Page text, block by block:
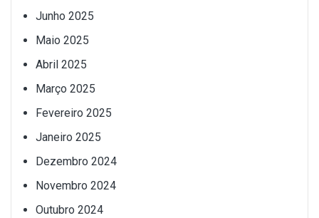
Junho 2025
Maio 2025
Abril 2025
Março 2025
Fevereiro 2025
Janeiro 2025
Dezembro 2024
Novembro 2024
Outubro 2024